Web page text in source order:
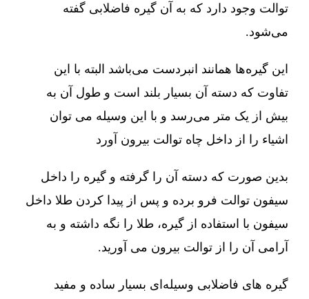
توالت وجود دارد که به آن گیره فاضلابی گفته
می‌شود.
این گیره‌ها همانند انبردست می‌باشد البته با این
تفاوت که دسته آن بسیار بلند است و طول آن به
بیش از یک متر می‌رسد و با این وسیله می توان
اشیاء را از داخل چاه توالت بیرون آورد
بدین صورت که دسته آن را گرفته و گیره را داخل
سیفون توالت فرو برده و پس از پیدا کردن طلا داخل
سیفون با استفاده از گیره، طلا را نگه داشته و به
آرامی آن را از توالت بیرون می آورید.
گیره های فاضلابی وسیله‌ای بسیار ساده و مفید